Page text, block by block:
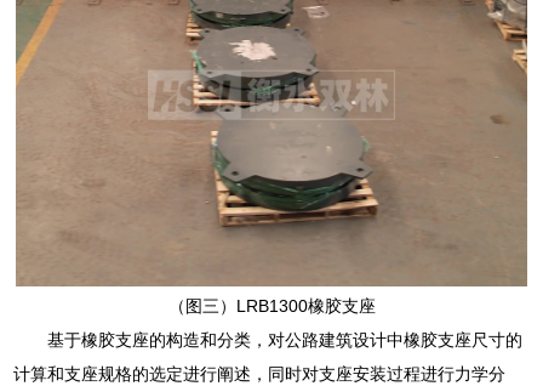
（图三）LRB1300橡胶支座
基于橡胶支座的构造和分类，对公路建筑设计中橡胶支座尺寸的
计算和支座规格的选定进行阐述，同时对支座安装过程进行力学分